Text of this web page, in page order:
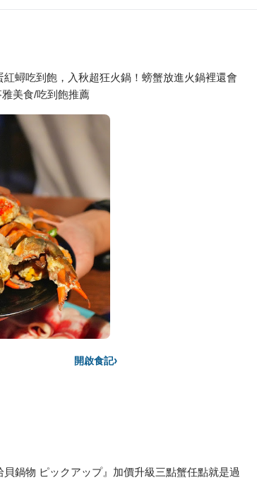
蟳吃到飽，入秋超狂火鍋！螃蟹放進火鍋裡還會
美食/吃到飽推薦
開啟食記›
鍋物 ピックアップ』加價升級三點蟹任點就是過